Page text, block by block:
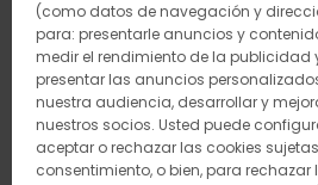
(como datos de navegación y
para: presentarle anuncios y
medir el rendimiento de la publicidad
presentar las anuncios
nuestra audiencia, desarrollar y
nuestros socios. Usted puede
aceptar o rechazar las cookies
consentimiento, o bien, para